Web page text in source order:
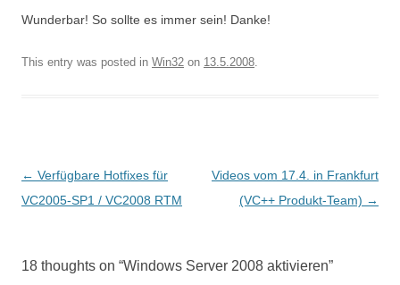
Wunderbar! So sollte es immer sein! Danke!
This entry was posted in Win32 on 13.5.2008.
Post
navigation
← Verfügbare Hotfixes für
VC2005-SP1 / VC2008 RTM
Videos vom 17.4. in Frankfurt
(VC++ Produkt-Team) →
18 thoughts on “Windows Server 2008 aktivieren”